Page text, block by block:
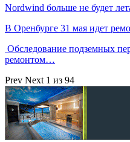
Nordwind больше не будет
В Оренбурге 31 мая идет
Обследование подземных
ремонтом…
Prev Next 1 из 94